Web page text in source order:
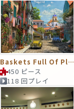
Baskets Full Of Pleasure
450 ピース
118 回プレイ